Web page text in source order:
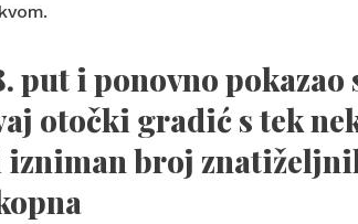
put i ponovno pokazao
otočki gradić s tek
broj